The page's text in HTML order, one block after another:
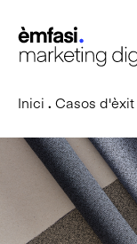
Inici . Casos d'èxit